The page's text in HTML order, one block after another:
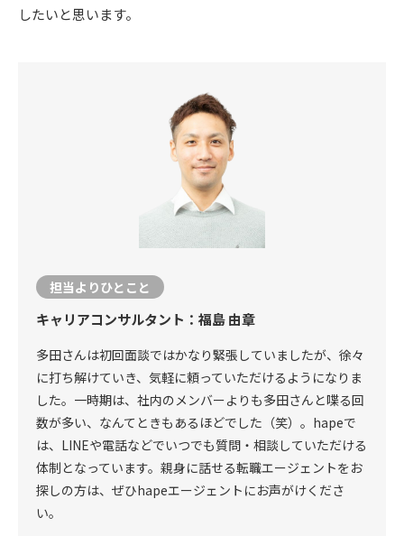
したいと思います。
担当よりひとこと
キャリアコンサルタント：福島 由章
多田さんは初回面談ではかなり緊張していましたが、徐々
に打ち解けていき、気軽に頼っていただけるようになりま
した。一時期は、社内のメンバーよりも多田さんと喋る回
数が多い、なんてときもあるほどでした（笑）。hapeで
は、LINEや電話などでいつでも質問・相談していただける
体制となっています。親身に話せる転職エージェントをお
探しの方は、ぜひhapeエージェントにお声がけくださ
い。